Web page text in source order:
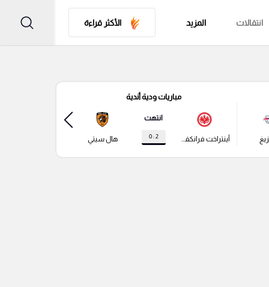
انتقالات المزيد الأكثر قراءة
مباريات ودية أندية
آينتراخت فرانكفورت
انتهت
2 : 0 هال سيتي